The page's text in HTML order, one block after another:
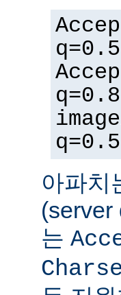
q=0.5
아파치
(server
는